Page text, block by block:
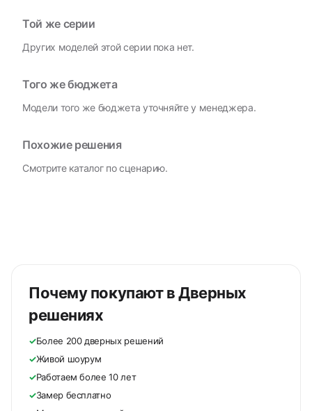
Той же серии
Других моделей этой серии пока нет.
Того же бюджета
Модели того же бюджета уточняйте у менеджера.
Похожие решения
Смотрите каталог по сценарию.
Почему покупают в Дверных
решениях
✓Более 200 дверных решений
✓Живой шоурум
✓Работаем более 10 лет
✓Замер бесплатно